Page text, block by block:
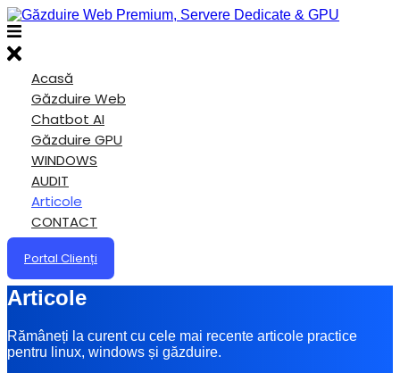
Acasă
Găzduire Web
Chatbot AI
Găzduire GPU
WINDOWS
AUDIT
Articole
CONTACT
Portal Clienți
Articole
Rămâneți la curent cu cele mai recente articole practice
pentru linux, windows și găzduire.